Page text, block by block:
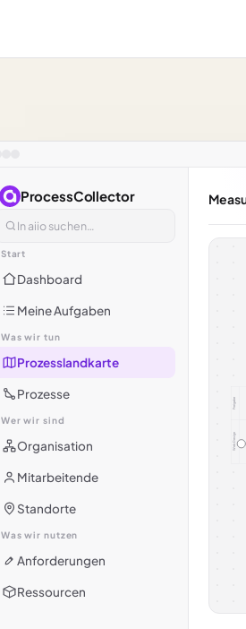
ProcessCollector
In aiio suchen…
Start
Dashboard
Meine Aufgaben
Was wir tun
Prozesslandkarte
Prozesse
Wer wir sind
Organisation
Mitarbeitende
Standorte
Was wir nutzen
Anforderungen
Ressourcen
Freigabe
Web Design